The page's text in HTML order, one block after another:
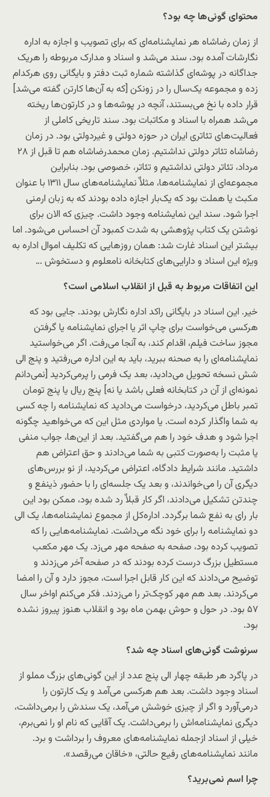
محتوای گونی‌ها چه بود؟
از زمان رضاشاه هر نمایشنامه‌ای که برای تصویب و اجازه به اداره
نگارشات آمده بود، سند می‌شد و اسناد و مدارک مربوطه را هریک
جداگانه در پوشه‌ای گذاشته شماره ثبت دفتر و بایگانی روی هرکدام
زده و مجموعه یک‌سال را در زونکن [که به آن‌ها کارتن گفته می‌شد]
قرار داده با نخ می‌بستند، آنچه در پوشه‌ها و در کارتون‌ها ریخته
می‌شد همراه با اسناد و مکاتبات بود. سند تاریخی کاملی از
فعالیت‌های تئاتری ایران در حوزه دولتی و غیردولتی بود. در زمان
رضاشاه تئاتر دولتی نداشتیم. زمان محمدرضاشاه هم تا قبل از ۲۸
مرداد، تئاتر دولتی نداشتیم و تئاتر، خصوصی بود. بنابراین
مجموعه‌ای از نمایشنامه‌ها، مثلاٌ نمایشنامه‌های سال ۱۳۱۱ با عنوان
مکبث یا هملت بود که یک‌بار اجازه داده بودند که به زبان ارمنی
اجرا شود. سند این نمایشنامه وجود داشت. چیزی که الان برای
نوشتن یک کتاب پژوهشی به شدت کمبود آن احساس می‌شود. اما
بیشتر این اسناد غارت شد: همان روزهایی که تکلیف اموال اداره به
ویژه این اسناد و دارایی‌های کتابخانه نامعلوم و دستخوش …
این اتفاقات مربوط به قبل از انقلاب اسلامی است؟
خیر. این اسناد در بایگانی راکد اداره نگارش بودند. جایی بود که
هرکسی می‌خواست برای چاپ اثر یا اجرای نمایشنامه یا گرفتن
مجوز ساخت فیلم، اقدام کند، به آنجا می‌رفت. اگر می‌خواستید
نمایشنامه‌ای را به صحنه ببرید، باید به این اداره می‌رفتید و پنج الی
شش نسخه تحویل می‌دادید، بعد یک فرمی را پرمی‌کردید [نمی‌دانم
نمونه‌ای از آن در کتابخانه فعلی باشد یا نه] پنج ریال یا پنج تومان
تمبر باطل می‌کردید، درخواست می‌دادید که نمایشنامه را چه کسی
به شما واگذار کرده است. یا مواردی مثل این که می‌خواهید چگونه
اجرا شود و هدف خود را هم می‌گفتید. بعد از این‌ها، جواب منفی
یا مثبت را به‌صورت کتبی به شما می‌دادند و حق اعتراض هم
داشتید. مانند شرایط دادگاه، اعتراض می‌کردید، از نو بررس‌های
دیگری آن را می‌خواندند، و بعد یک جلسه‌ای را با حضور ذینفع و
چندتن تشکیل می‌دادند، اگر کار قبلاٌ رد شده بود، ممکن بود این
بار رای به نفع شما برگردد. اداره‌کل از مجموع نمایشنامه‌ها، یک الی
دو نمایشنامه را برای خود نگه می‌داشت. نمایشنامه‌هایی را که
تصویب کرده بود، صفحه به صفحه مهر می‌زد. یک مهر مکعب
مستطیل بزرگ درست کرده بودند که در صفحه آخر می‌زدند و
توضیح می‌دادند که این کار قابل اجرا است، مجوز دارد و آن را امضا
می‌کردند. بعد هم مهر کوچک‌تر را می‌زدند. فکر می‌کنم اواخر سال
۵۷ بود. در حول و حوش بهمن ماه بود و انقلاب هنوز پیروز نشده
بود.
سرنوشت گونی‌های اسناد چه شد؟
در پاگرد هر طبقه چهار الی پنج عدد از این گونی‌های بزرگ مملو از
اسناد وجود داشت. بعد هم هرکسی می‌آمد و یک کارتون را
درمی‌آورد و اگر از چیزی خوشش می‌آمد، یک سندش را برمی‌داشت،
دیگری نمایشنامه‌اش را برمی‌داشت. یک آقایی که نام او را نمی‌برم،
خیلی از اسناد ازجمله نمایشنامه‌های معروف را برداشت و برد.
مانند نمایشنامه‌های رفیع حالتی، «خاقان می‌رقصد».
چرا اسم نمی‌برید؟